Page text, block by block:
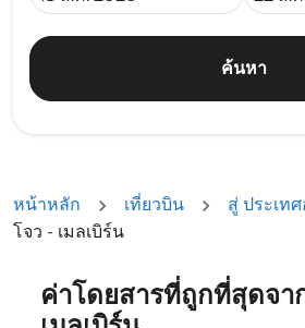
ค้นหา
หน้าหลัก เที่ยวบิน สู่ ประเทศ
โจว - เมลเบิร์น
ค่าโดยสารที่ถูกที่สุดจา
ลองอัปเดตเส้นทางของคุณ (ต้นทา